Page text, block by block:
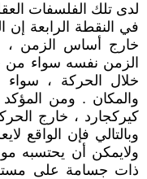
لدى تلك الفلسفات
في النقطة الرابعة
خارج أساس الزمن ،
الزمن نفسه سواء
خلال الحركة ، سواء
والمكان . ومن
كيركجارد ، خارج
وبالتالي فإن الواقع
ولايمكن أن يحتسبه
ذات جسامة على